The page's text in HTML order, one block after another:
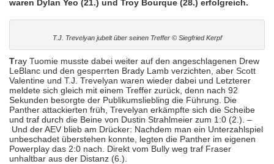
waren Dylan Yeo (21.) und Troy Bourque (28.) erfolgreich.
T.J. Trevelyan jubelt über seinen Treffer © Siegfried Kerpf
Tray Tuomie musste dabei weiter auf den angeschlagenen Drew
LeBlanc und den gesperrten Brady Lamb verzichten, aber Scott
Valentine und T.J. Trevelyan waren wieder dabei und Letzterer
meldete sich gleich mit einem Treffer zurück, denn nach 92
Sekunden besorgte der Publikumsliebling die Führung. Die
Panther attackierten früh, Trevelyan erkämpfte sich die Scheibe
und traf durch die Beine von Dustin Strahlmeier zum 1:0 (2.). –
Und der AEV blieb am Drücker: Nachdem man ein Unterzahlspiel
unbeschadet überstehen konnte, legten die Panther im eigenen
Powerplay das 2:0 nach. Direkt vom Bully weg traf Fraser
unhaltbar aus der Distanz (6.).